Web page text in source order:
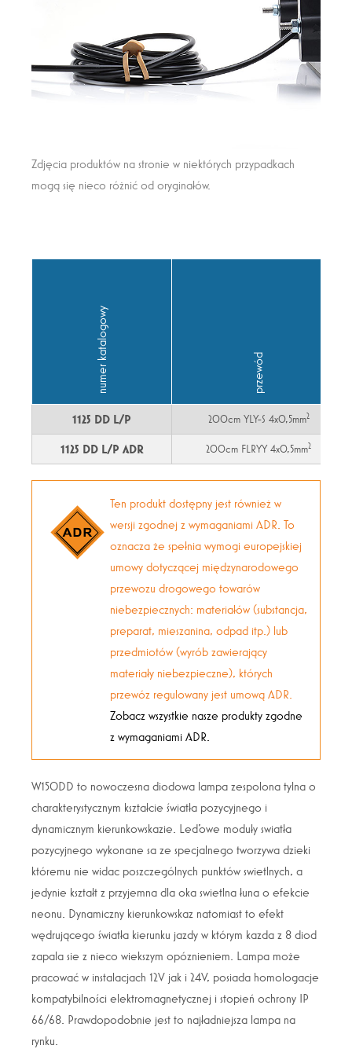
Zdjęcia produktów na stronie w niektórych przypadkach
mogą się nieco różnić od oryginałów.
numer katalogowy przewód
1125 DD L/P 200cm YLY-S 4x0,5mm2
1125 DD L/P ADR 200cm FLRYY 4x0,5mm2
Ten produkt dostępny jest również w
wersji zgodnej z wymaganiami ADR. To
oznacza że spełnia wymogi europejskiej
umowy dotyczącej międzynarodowego
przewozu drogowego towarów
niebezpiecznych: materiałów (substancja,
preparat, mieszanina, odpad itp.) lub
przedmiotów (wyrób zawierający
materiały niebezpieczne), których
przewóz regulowany jest umową ADR.
Zobacz wszystkie nasze produkty zgodne
z wymaganiami ADR.
W150DD to nowoczesna diodowa lampa zespolona tylna o
charakterystycznym kształcie światła pozycyjnego i
dynamicznym kierunkowskazie. Led’owe moduły swiatła
pozycyjnego wykonane sa ze specjalnego tworzywa dzieki
któremu nie widac poszczególnych punktów swietlnych, a
jedynie kształt z przyjemna dla oka swietlna łuna o efekcie
neonu. Dynamiczny kierunkowskaz natomiast to efekt
wędrującego światła kierunku jazdy w którym kazda z 8 diod
zapala sie z nieco wiekszym opóznieniem. Lampa może
pracować w instalacjach 12V jak i 24V, posiada homologacje
kompatybilności elektromagnetycznej i stopień ochrony IP
66/68. Prawdopodobnie jest to najładniejsza lampa na
rynku.